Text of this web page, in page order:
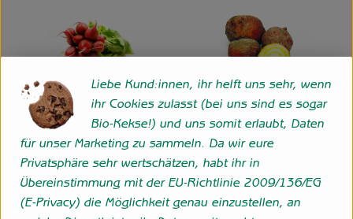
, Preis:
3,60 €/ Stück
Radieschen im Bund
, Herkunft:
eigener Anbau
Produkt zum Warenkorb hinzufügen
, Preis:
5,20 €/ kg
Gelbe Bete
, Herkunft:
eigener Anbau
Liebe Kund:innen, ihr helft uns sehr, wenn
ihr Cookies zulasst (bei uns sind es sogar
Bio-Kekse!) und uns somit erlaubt, Daten
für unser Marketing zu sammeln. Da wir eure
Privatsphäre sehr wertschätzen, habt ihr in
Übereinstimmung mit der EU-Richtlinie 2009/136/EG
(E-Privacy) die Möglichkeit genau einzustellen, an